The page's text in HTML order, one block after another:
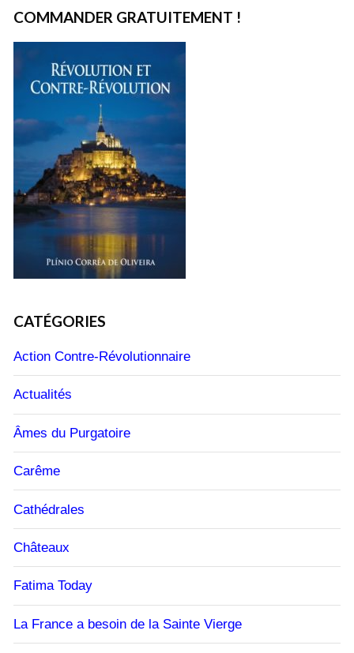
COMMANDER GRATUITEMENT !
CATÉGORIES
Action Contre-Révolutionnaire
Actualités
Âmes du Purgatoire
Carême
Cathédrales
Châteaux
Fatima Today
La France a besoin de la Sainte Vierge